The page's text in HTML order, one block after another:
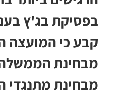
בפסיקת בג'ץ
קבע כי המועצה
מבחינת
מבחינת מתנגדי